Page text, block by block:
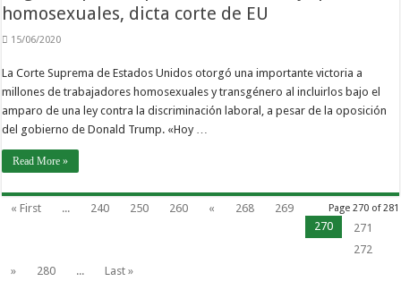
homosexuales, dicta corte de EU
15/06/2020
La Corte Suprema de Estados Unidos otorgó una importante victoria a
millones de trabajadores homosexuales y transgénero al incluirlos bajo el
amparo de una ley contra la discriminación laboral, a pesar de la oposición
del gobierno de Donald Trump. «Hoy …
Read More »
Page 270 of 281
« First ... 240 250 260 « 268
269
270
271
272
»
280 ... Last »